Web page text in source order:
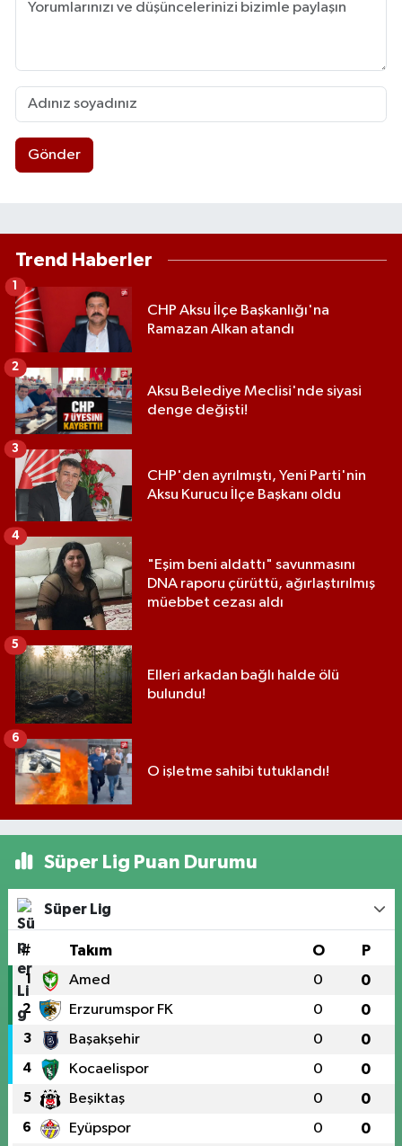
Gönder
Trend Haberler
CHP Aksu İlçe Başkanlığı'na
Ramazan Alkan atandı
Aksu Belediye Meclisi'nde siyasi
denge değişti!
2
CHP'den ayrılmıştı, Yeni Parti'nin
Aksu Kurucu İlçe Başkanı oldu
3
"Eşim beni aldattı" savunmasını
DNA raporu çürüttü, ağırlaştırılmış
müebbet cezası aldı
4
Elleri arkadan bağlı halde ölü
bulundu!
5
O işletme sahibi tutuklandı!
6
Süper Lig Puan Durumu
Süper Lig
# Takım O P
1 Amed 0 0
2 Erzurumspor FK 0 0
3 Başakşehir 0 0
4 Kocaelispor 0 0
5 Beşiktaş 0 0
6 Eyüpspor 0 0